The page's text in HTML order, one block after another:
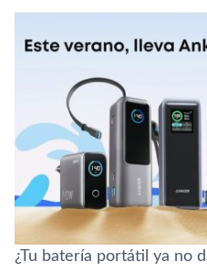
¿Tu batería portátil ya no